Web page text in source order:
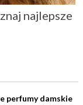
najlepsze
perfumy damskie